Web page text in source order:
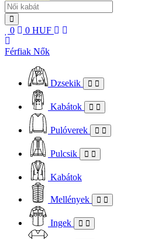
0 0 HUF
Férfiak Nők
Dzsekik
Kabátok
Pulóverek
Pulcsik
Kabátok
Mellények
Ingek